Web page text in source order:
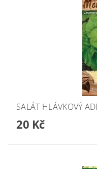
SALÁT HLÁVKOVÝ
20 Kč